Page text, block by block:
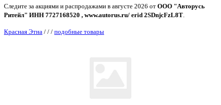
Следите за акциями и распродажами в августе 2026 от ООО "Авторусь
Ритейл" ИНН 7727168520 , www.autorus.ru/ erid 2SDnjcFzL8T
Красная Этна / / / подобные товары